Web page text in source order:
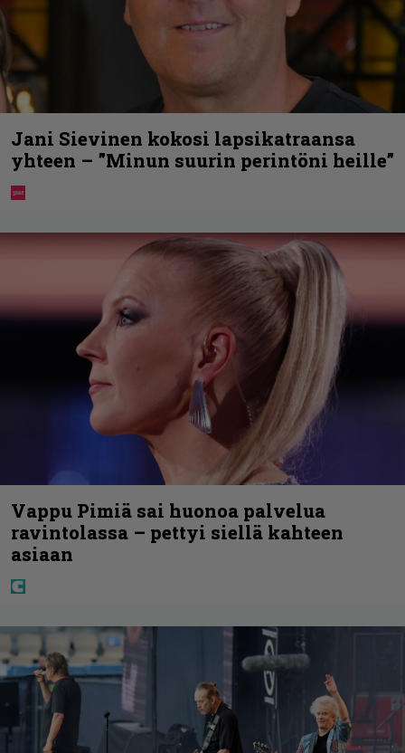
Jani Sievinen kokosi lapsikatraansa
yhteen – ”Minun suurin perintöni heille”
Vappu Pimiä sai huonoa palvelua
ravintolassa – pettyi siellä kahteen
asiaan